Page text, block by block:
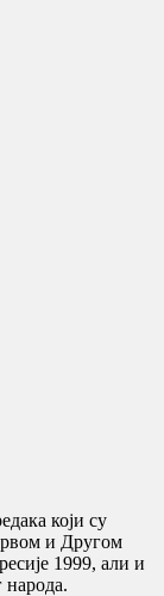
који су
и Другом
1999, али и
народа.